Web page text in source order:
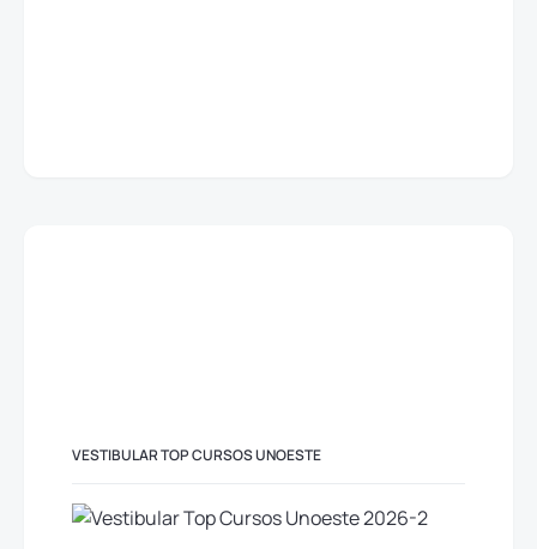
VESTIBULAR TOP CURSOS UNOESTE